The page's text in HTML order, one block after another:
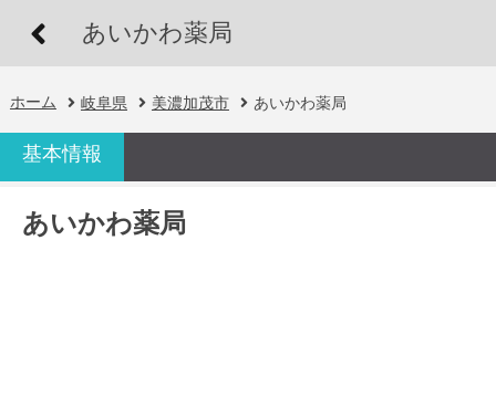
あいかわ薬局
ホーム 岐阜県 美濃加茂市 あいかわ薬局
基本情報
あいかわ薬局